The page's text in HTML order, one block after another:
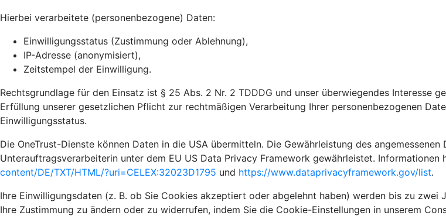
Hierbei verarbeitete (personenbezogene) Daten:
Einwilligungsstatus (Zustimmung oder Ablehnung),
IP-Adresse (anonymisiert),
Zeitstempel der Einwilligung.
Rechtsgrundlage für den Einsatz ist § 25 Abs. 2 Nr. 2 TDDDG und unser überwiegendes Interesse
Erfüllung unserer gesetzlichen Pflicht zur rechtmäßigen Verarbeitung Ihrer personenbezogenen
Einwilligungsstatus.
Die OneTrust-Dienste können Daten in die USA übermitteln. Die Gewährleistung des
Unterauftragsverarbeiterin unter dem EU US Data Privacy Framework gewährleistet. Informationen
content/DE/TXT/HTML/?uri=CELEX:32023D1795 und https://www.dataprivacyframework.gov/list.
Ihre Einwilligungsdaten (z. B. ob Sie Cookies akzeptiert oder abgelehnt haben) werden bis zu
Ihre Zustimmung zu ändern oder zu widerrufen, indem Sie die Cookie-Einstellungen in unserem